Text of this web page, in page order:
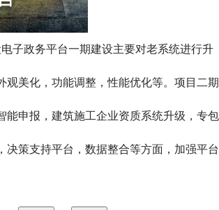
子政务平台一期建设主要对老系统进行升
观美化，功能调整，性能优化等。项目二期
能申报，建筑施工企业资质系统升级 ，专包
决策支持平台，数据整合等方面，加强平台